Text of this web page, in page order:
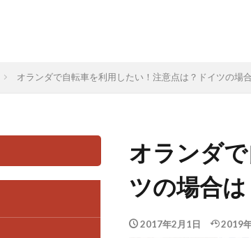
オランダで自転車を利用したい！注意点は？ドイツの場
オランダ
ツの場合は
2017年2月1日 2019